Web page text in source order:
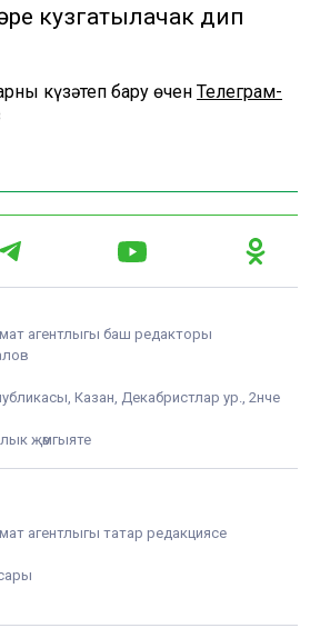
кузгатылачак дип
күзәтеп бару өчен Телеграм-
агентлыгы баш редакторы
Казан, Декабристлар ур., 2нче
җәмгыяте
агентлыгы татар редакциясе